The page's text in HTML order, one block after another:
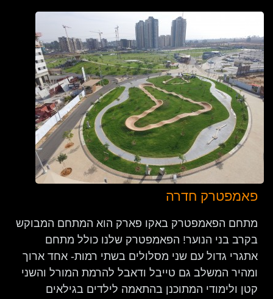
פאמפטרק חדרה
מתחם הפאמפטרק באקו פארק הוא המתחם המבוקש
בקרב בני הנוער! הפאמפטרק שלנו כולל מתחם
אתגרי גדול עם שני מסלולים בשתי רמות- אחד ארוך
ומהיר המשלב גם טייבל ודאבל להרמת המורל והשני
קטן ולימודי המתוכנן בהתאמה לילדים בגילאים